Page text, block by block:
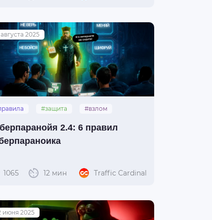
августа 2025
#защита
#взлом
2.4: 6 правил
1065 12 мин Traffic Cardinal
июня 2025